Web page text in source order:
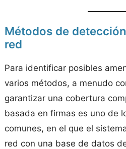
Métodos de
red
Para identificar posibles
varios métodos, a menudo
garantizar una cobertura
basada en firmas es uno de
comunes, en el que el
red con una base de datos